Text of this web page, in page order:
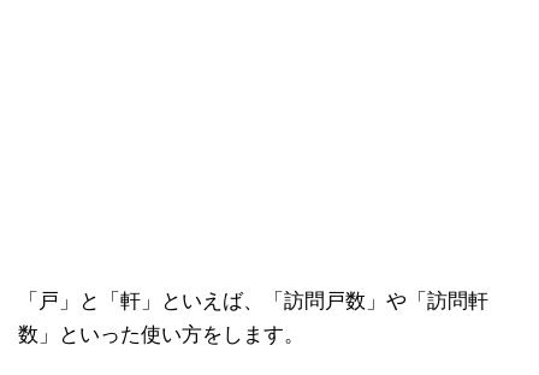
「戸」と「軒」といえば、「訪問戸数」や「訪問軒
数」といった使い方をします。